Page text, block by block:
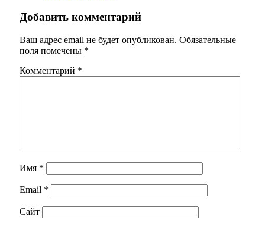
Добавить комментарий
Ваш адрес email не будет опубликован. Обязательные
поля помечены *
Комментарий *
Имя *
Email *
Сайт